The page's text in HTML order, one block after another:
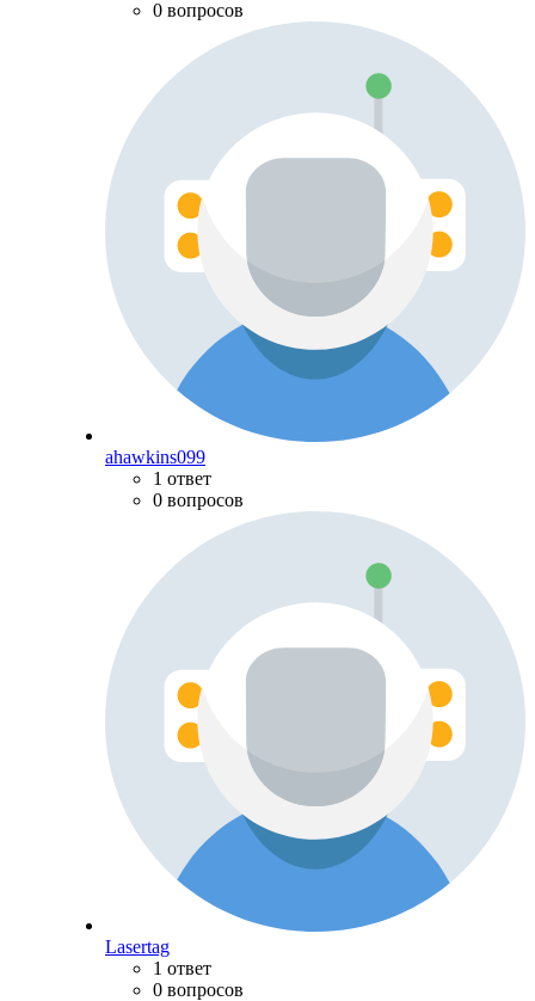
0 вопросов
ahawkins099
1 ответ
0 вопросов
Lasertag
1 ответ
0 вопросов